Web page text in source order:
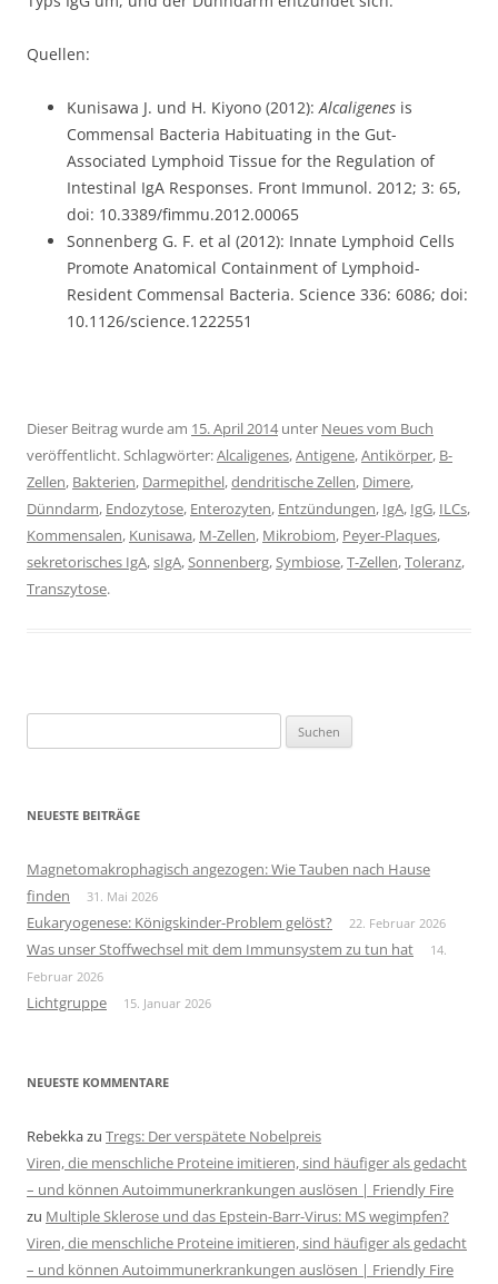
Quellen:
Kunisawa J. und H. Kiyono (2012): Alcaligenes is
Commensal Bacteria Habituating in the Gut-
Associated Lymphoid Tissue for the Regulation of
Intestinal IgA Responses. Front Immunol. 2012; 3: 65,
doi: 10.3389/fimmu.2012.00065
Sonnenberg G. F. et al (2012): Innate Lymphoid Cells
Promote Anatomical Containment of Lymphoid-
Resident Commensal Bacteria. Science 336: 6086; doi:
10.1126/science.1222551
Dieser Beitrag wurde am 15. April 2014unter Neues vom Buch
veröffentlicht. Schlagwörter:Alcaligenes,Antigene,Antikörper, B-
Zellen, Bakterien, Darmepithel,dendritische Zellen, Dimere,
Dünndarm, Endozytose, Enterozyten, Entzündungen, IgA, IgG, ILCs,
Kommensalen, Kunisawa, M-Zellen, Mikrobiom, Peyer-Plaques,
sekretorisches IgA,sIgA, Sonnenberg, Symbiose,T-Zellen,Toleranz,
Transzytose.
nach:
NEUESTE BEITRÄGE
Magnetomakrophagisch angezogen: Wie Tauben nach Hause
finden
31. Mai 2026
Eukaryogenese: Königskinder-Problem gelöst? 22. Februar 2026
Was unser Stoffwechsel mit dem Immunsystem zu tun hat
14.
Februar 2026
Lichtgruppe 15. Januar 2026
NEUESTE KOMMENTARE
Rebekkazu Tregs: Der verspätete Nobelpreis
Viren, die menschliche Proteine imitieren, sind häufiger als gedacht
– und können Autoimmunerkrankungen auslösen | Friendly Fire
zu Multiple Sklerose und das Epstein-Barr-Virus: MS wegimpfen?
Viren, die menschliche Proteine imitieren, sind häufiger als gedacht
– und können Autoimmunerkrankungen auslösen | Friendly Fire